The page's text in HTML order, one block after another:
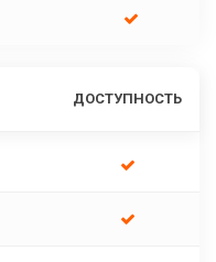
ДОСТУПНОСТЬ